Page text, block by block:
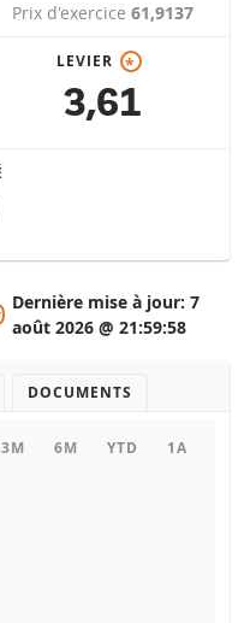
Prix d'exercice 61,9137
LEVIER *
3,61
Dernière mise à jour: 7
août 2026 @ 21:59:58
DOCUMENTS
3M 6M YTD 1A